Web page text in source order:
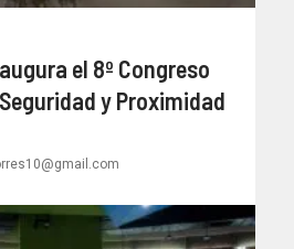
el 8º Congreso
y Proximidad